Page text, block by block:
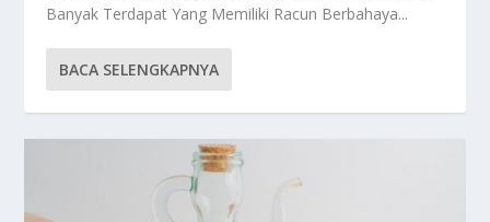
Banyak Terdapat Yang Memiliki Racun Berbahaya...
BACA SELENGKAPNYA